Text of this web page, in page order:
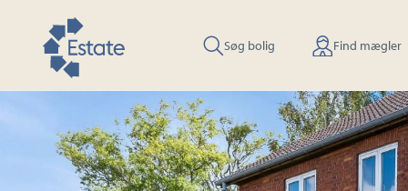
Søg bolig Find mægler